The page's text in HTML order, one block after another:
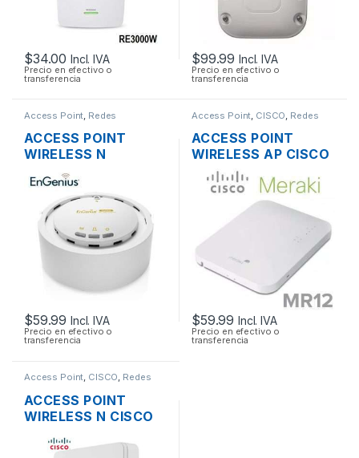
$34.00 Incl. IVA
Precio en efectivo o
transferencia
$99.99 Incl. IVA
Precio en efectivo o
transferencia
Access Point Redes
ACCESS POINT
WIRELESS N
ENGENIUS EAP300
2.4GHZ 300MBPS +
$59.99 Incl. IVA
Precio en efectivo o
transferencia
Access Point CISCO Redes
ACCESS POINT
WIRELESS AP CISCO
MERAKI MR12 CLOUD
MANAGED AP
2.4GHZ SOPORTE
POE OUTDOOR
$59.99 Incl. IVA
Precio en efectivo o
transferencia
Access Point, CISCO, Redes
ACCESS POINT
WIRELESS N CISCO
NA DUAL BAND